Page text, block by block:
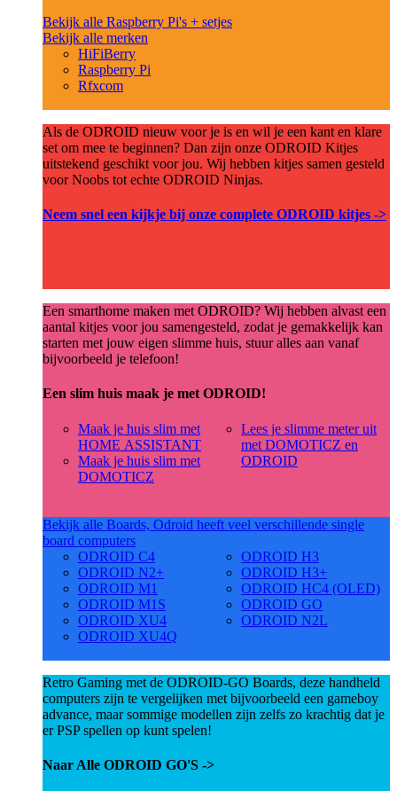
Bekijk alle Raspberry Pi's + setjes
Bekijk alle merken
HiFiBerry
Raspberry Pi
Rfxcom
Als de ODROID nieuw voor je is en wil je een kant en klare
set om mee te beginnen? Dan zijn onze ODROID Kitjes
uitstekend geschikt voor jou. Wij hebben kitjes samen gesteld
voor Noobs tot echte ODROID Ninjas.
Neem snel een kijkje bij onze complete ODROID kitjes ->
Een smarthome maken met ODROID? Wij hebben alvast een
aantal kitjes voor jou samengesteld, zodat je gemakkelijk kan
starten met jouw eigen slimme huis, stuur alles aan vanaf
bijvoorbeeld je telefoon!
Een slim huis maak je met ODROID!
Maak je huis slim met
HOME ASSISTANT
Maak je huis slim met
DOMOTICZ
Lees je slimme meter uit
met DOMOTICZ en
ODROID
Bekijk alle Boards, Odroid heeft veel verschillende single
board computers
ODROID C4
ODROID N2+
ODROID M1
ODROID M1S
ODROID XU4
ODROID XU4Q
ODROID H3
ODROID H3+
ODROID HC4 (OLED)
ODROID GO
ODROID N2L
Retro Gaming met de ODROID-GO Boards, deze handheld
computers zijn te vergelijken met bijvoorbeeld een gameboy
advance, maar sommige modellen zijn zelfs zo krachtig dat je
er PSP spellen op kunt spelen!
Naar Alle ODROID GO'S ->